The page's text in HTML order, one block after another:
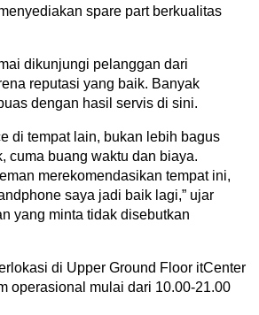
spare part berkualitas
dikunjungi pelanggan dari
reputasi yang baik. Banyak
dengan hasil servis di sini.
di tempat lain, bukan lebih bagus
cuma buang waktu dan biaya.
merekomendasikan tempat ini,
saya jadi baik lagi,” ujar
yang minta tidak disebutkan
di Upper Ground Floor itCenter
operasional mulai dari 10.00-21.00